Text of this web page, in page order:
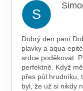
S
Dobrý den paní
plavky a aqua
srdce poděkovat.
perfektně. Když
přes půl hrudníku,
byl, že už si nikdy